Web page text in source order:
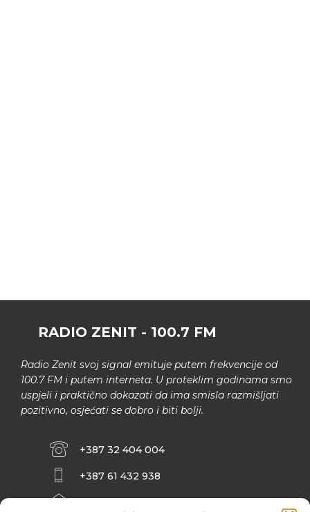
RADIO ZENIT - 100.7 FM
Radio Zenit svoj signal emituje putem frekvencije od
100.7 FM i putem interneta. U proteklim godinama smo
uspjeli i praktično dokazati da ima smisla razmišljati
pozitivno, osjećati se dobro i biti bolji.
+387 32 404 004
+387 61 432 938
INFO@ZENIT.BA